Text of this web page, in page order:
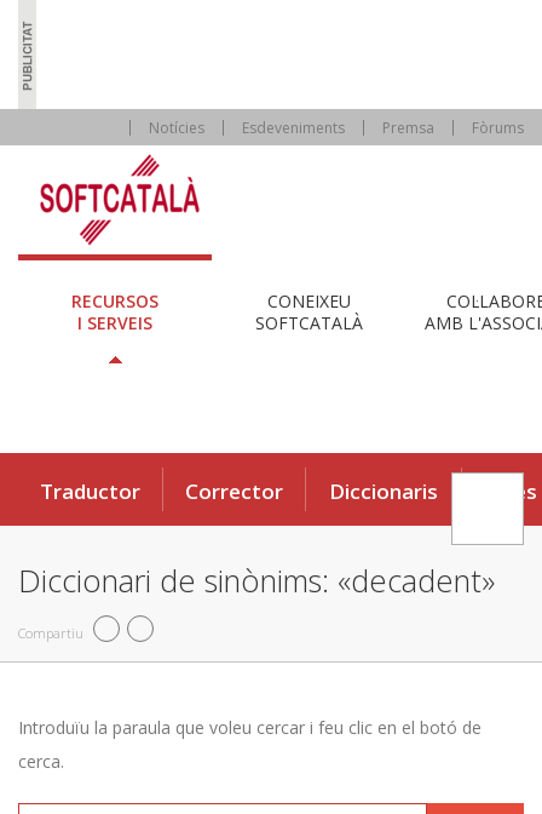
Notícies Esdeveniments Premsa Fòrums
RECURSOS
I SERVEIS
CONEIXEU
SOFTCATALÀ
AMB
Traductor Corrector Diccionaris Eines
Diccionari de sinònims: «decadent»
Compartiu
Introduïu la paraula que voleu cercar i feu clic en el botó de
cerca.